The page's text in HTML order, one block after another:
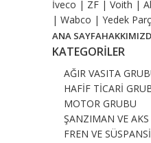
ANA SAYFA
KATEGORILER
AĞIR VASITA
HAFİF TİCARİ
MOTOR GRUBU
ŞANZIMAN VE AKS
FREN VE